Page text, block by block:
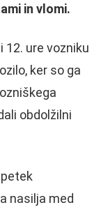
in vlomi.
ure vozniku
ker so ga
obdolžilni
nasilja med